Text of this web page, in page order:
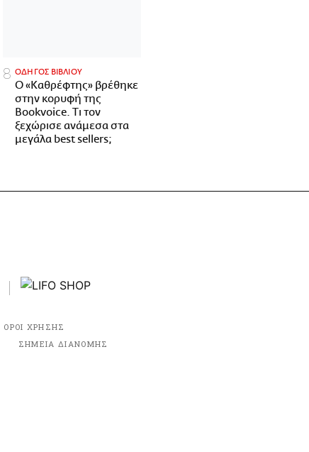
ΟΔΗΓΟΣ ΒΙΒΛΙΟΥ
Ο «Καθρέφτης» βρέθηκε
στην κορυφή της
Bookvoice. Τι τον
ξεχώρισε ανάμεσα στα
μεγάλα best sellers;
ΟΡΟΙ ΧΡΗΣΗΣ
ΣΗΜΕΙΑ ΔΙΑΝΟΜΗΣ